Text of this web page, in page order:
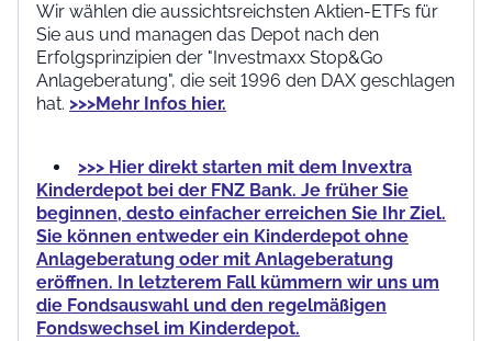
Wir wählen die aussichtsreichsten Aktien-ETFs für
Sie aus und managen das Depot nach den
Erfolgsprinzipien der "Investmaxx Stop&Go
Anlageberatung", die seit 1996 den DAX geschlagen
hat. >>>Mehr Infos hier.
>>> Hier direkt starten mit dem Invextra
Kinderdepot bei der FNZ Bank. Je früher Sie
beginnen, desto einfacher erreichen Sie Ihr Ziel.
Sie können entweder ein Kinderdepot ohne
Anlageberatung oder mit Anlageberatung
eröffnen. In letzterem Fall kümmern wir uns um
die Fondsauswahl und den regelmäßigen
Fondswechsel im Kinderdepot.